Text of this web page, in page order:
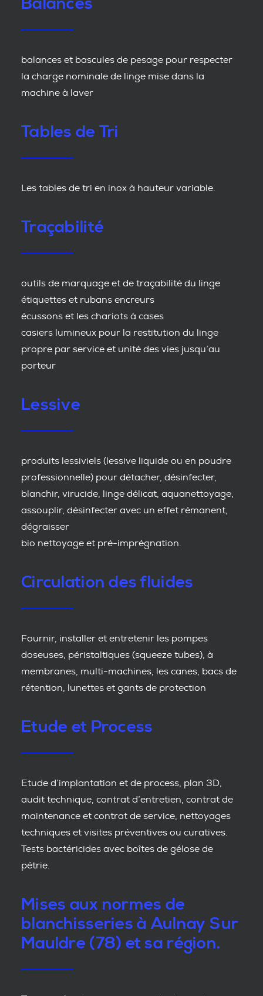
balances et bascules de pesage pour respecter
la charge nominale de linge mise dans la
machine à laver
Tables de Tri
Les tables de tri en inox à hauteur variable.
Traçabilité
outils de marquage et de traçabilité du linge
étiquettes et rubans encreurs
écussons et les chariots à cases
casiers lumineux pour la restitution du linge
propre par service et unité des vies jusqu’au
porteur
Lessive
produits lessiviels (lessive liquide ou en poudre
professionnelle) pour détacher, désinfecter,
blanchir, virucide, linge délicat, aquanettoyage,
assouplir, désinfecter avec un effet rémanent,
dégraisser
bio nettoyage et pré-imprégnation.
Circulation des fluides
Fournir, installer et entretenir les pompes
doseuses, péristaltiques (squeeze tubes), à
membranes, multi-machines, les canes, bacs de
rétention, lunettes et gants de protection
Etude et Process
Etude d’implantation et de process, plan 3D,
audit technique, contrat d’entretien, contrat de
maintenance et contrat de service, nettoyages
techniques et visites préventives ou curatives.
Tests bactéricides avec boîtes de gélose de
pétrie.
Mises aux normes de
blanchisseries à Aulnay Sur
Mauldre (78) et sa région.